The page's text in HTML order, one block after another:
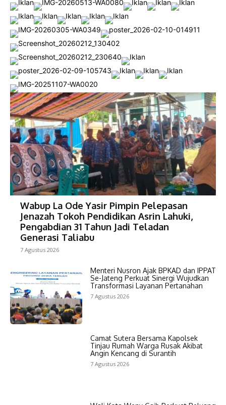
Wabup La Ode Yasir Pimpin Pelepasan
Jenazah Tokoh Pendidikan Asrin Lahuki,
Pengabdian 31 Tahun Jadi Teladan
Generasi Taliabu
7 Agustus 2026
Menteri Nusron Ajak BPKAD dan IPPAT
Se-Jateng Perkuat Sinergi Wujudkan
Transformasi Layanan Pertanahan
7 Agustus 2026
Camat Sutera Bersama Kapolsek
Tinjau Rumah Warga Rusak Akibat
Angin Kencang di Surantih
7 Agustus 2026